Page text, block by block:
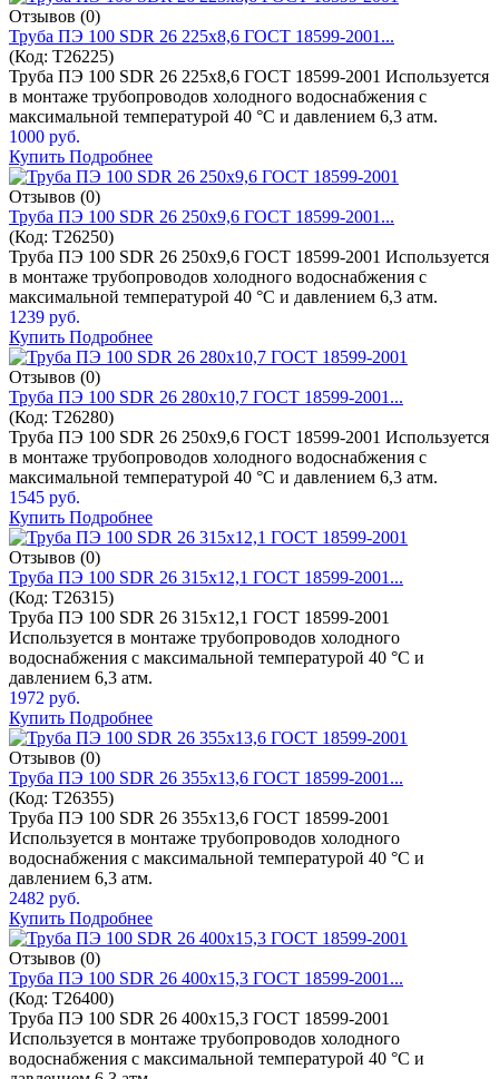
Отзывов (0)
Труба ПЭ 100 SDR 26 225x8,6 ГОСТ 18599-2001...
(Код: T26225)
Труба ПЭ 100 SDR 26 225x8,6 ГОСТ 18599-2001 Используется
в монтаже трубопроводов холодного водоснабжения с
максимальной температурой 40 °C и давлением 6,3 атм.
1000 руб.
Купить Подробнее
Отзывов (0)
Труба ПЭ 100 SDR 26 250x9,6 ГОСТ 18599-2001...
(Код: T26250)
Труба ПЭ 100 SDR 26 250x9,6 ГОСТ 18599-2001 Используется
в монтаже трубопроводов холодного водоснабжения с
максимальной температурой 40 °C и давлением 6,3 атм.
1239 руб.
Купить Подробнее
Отзывов (0)
Труба ПЭ 100 SDR 26 280x10,7 ГОСТ 18599-2001...
(Код: T26280)
Труба ПЭ 100 SDR 26 250x9,6 ГОСТ 18599-2001 Используется
в монтаже трубопроводов холодного водоснабжения с
максимальной температурой 40 °C и давлением 6,3 атм.
1545 руб.
Купить Подробнее
Отзывов (0)
Труба ПЭ 100 SDR 26 315x12,1 ГОСТ 18599-2001...
(Код: T26315)
Труба ПЭ 100 SDR 26 315x12,1 ГОСТ 18599-2001
Используется в монтаже трубопроводов холодного
водоснабжения с максимальной температурой 40 °C и
давлением 6,3 атм.
1972 руб.
Купить Подробнее
Отзывов (0)
Труба ПЭ 100 SDR 26 355x13,6 ГОСТ 18599-2001...
(Код: T26355)
Труба ПЭ 100 SDR 26 355x13,6 ГОСТ 18599-2001
Используется в монтаже трубопроводов холодного
водоснабжения с максимальной температурой 40 °C и
давлением 6,3 атм.
2482 руб.
Купить Подробнее
Отзывов (0)
Труба ПЭ 100 SDR 26 400x15,3 ГОСТ 18599-2001...
(Код: T26400)
Труба ПЭ 100 SDR 26 400x15,3 ГОСТ 18599-2001
Используется в монтаже трубопроводов холодного
водоснабжения с максимальной температурой 40 °C и